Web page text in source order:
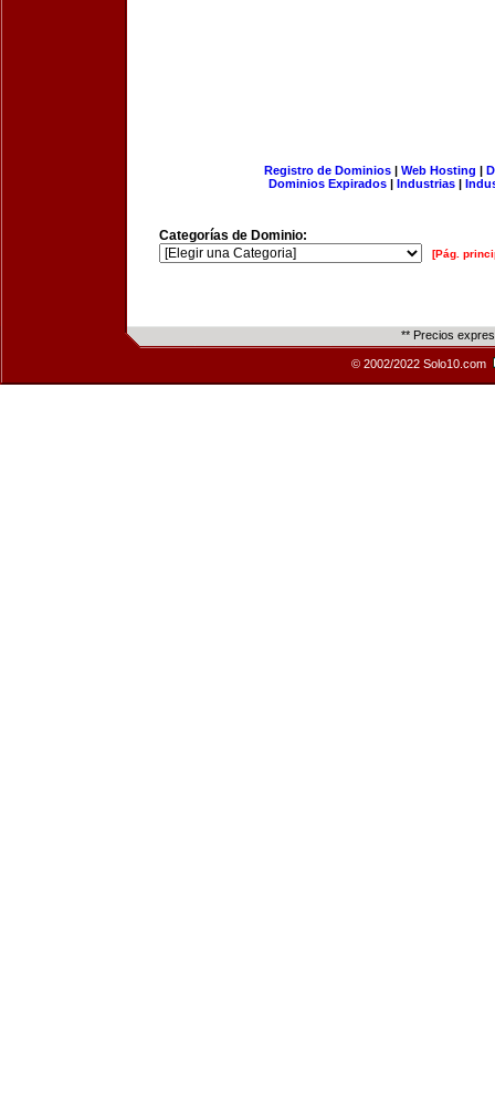
Registro de Dominios| Web Hosting |
Dominios Expirados | Industrias |
Categorías de Dominio:
[Pág.
** Precios
© 2002/2022 Solo10.com